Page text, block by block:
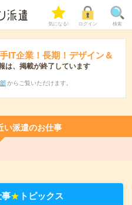
気になる! ログイン 検索
IT企業！長期！デザイン＆
は、掲載が終了しています
からご覧いただけます。
い派遣のお仕事
★ トピックス